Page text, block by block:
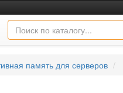
память для серверов